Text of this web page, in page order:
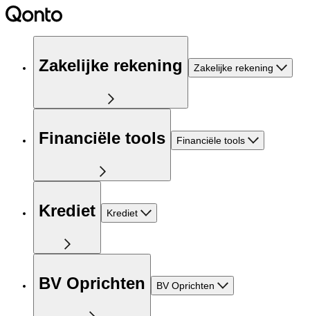
Zakelijke rekening Zakelijke rekening
Financiële tools Financiële tools
Krediet Krediet
BV Oprichten BV Oprichten